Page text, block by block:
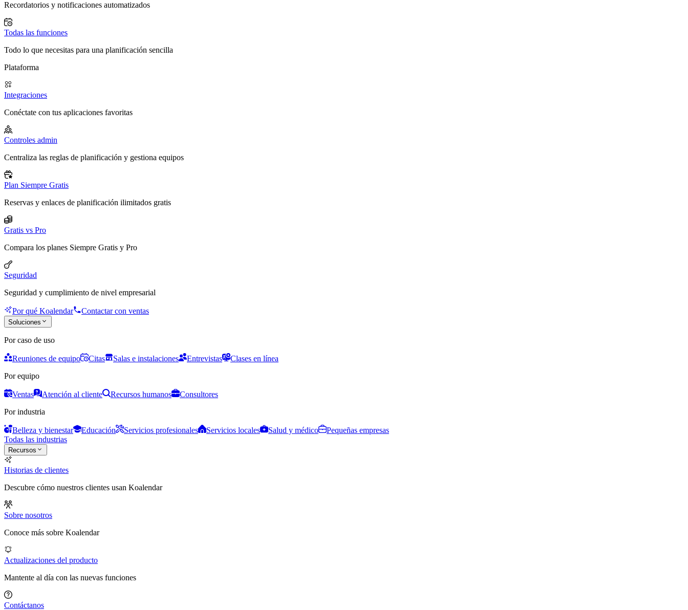
Recordatorios y notificaciones automatizados
Todas las funciones
Todo lo que necesitas para una planificación sencilla
Plataforma
Integraciones
Conéctate con tus aplicaciones favoritas
Controles admin
Centraliza las reglas de planificación y gestiona equipos
Plan Siempre Gratis
Reservas y enlaces de planificación ilimitados gratis
Gratis vs Pro
Compara los planes Siempre Gratis y Pro
Seguridad
Seguridad y cumplimiento de nivel empresarial
Por qué Koalendar Contactar con ventas
Soluciones
Por caso de uso
Reuniones de equipo Citas Salas e instalaciones Entrevistas
Clases en línea
Por equipo
Ventas Atención al cliente Recursos humanos
Consultores
Por industria
Belleza y bienestar Educación Servicios profesionales Servicios locales Salud y médico
Pequeñas empresas
Todas las industrias
Recursos
Historias de clientes
Descubre cómo nuestros clientes usan Koalendar
Sobre nosotros
Conoce más sobre Koalendar
Actualizaciones del producto
Mantente al día con las nuevas funciones
Contáctanos